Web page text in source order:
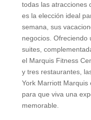
todas las atracciones
es la elección ideal
semana, sus
negocios. Ofreciendo
suites,
el Marquis Fitness
y tres restaurantes,
York Marriott
para que viva una
memorable.